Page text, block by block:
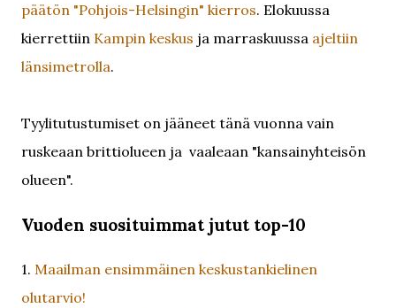
päätön "Pohjois-Helsingin" kierros. Elokuussa
kierrettiin Kampin keskus ja marraskuussa ajeltiin
länsimetrolla.
Tyylitutustumiset on jääneet tänä vuonna vain
ruskeaan brittiolueen ja vaaleaan "kansainyhteisön
olueen".
Vuoden suosituimmat jutut top-10
1. Maailman ensimmäinen keskustankielinen
olutarvio!